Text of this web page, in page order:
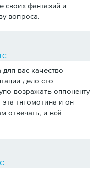
своих фантазий и
вопроса.
вас качество
дело сто
возражать оппоненту
тягомотина и он
отвечать, и всё